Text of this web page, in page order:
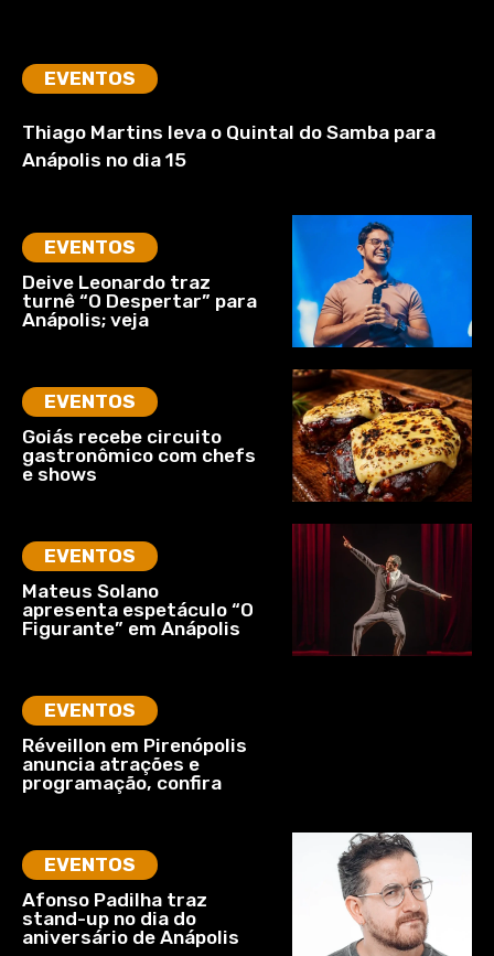
EVENTOS
Thiago Martins leva o Quintal do Samba para
Anápolis no dia 15
EVENTOS
Deive Leonardo traz
turnê “O Despertar” para
Anápolis; veja
EVENTOS
Goiás recebe circuito
gastronômico com chefs
e shows
EVENTOS
Mateus Solano
apresenta espetáculo “O
Figurante” em Anápolis
EVENTOS
Réveillon em Pirenópolis
anuncia atrações e
programação, confira
EVENTOS
Afonso Padilha traz
stand-up no dia do
aniversário de Anápolis